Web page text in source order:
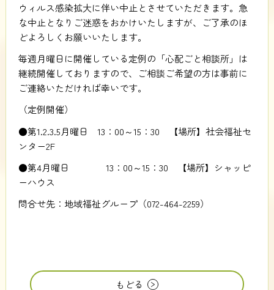
ウィルス感染拡大に伴い中止とさせていただきます。急
な中止となりご迷惑をおかけいたしますが、ご了承のほ
どよろしくお願いいたします。
毎週月曜日に開催している定例の「心配ごと相談所」は
継続開催しておりますので、ご相談ご希望の方は事前に
ご連絡いただければ幸いです。
（定例開催）
●第1.2.3.5月曜日 13：00～15：30 【場所】社会福祉セ
ンター2F
●第4月曜日 13：00～15：30 【場所】シャッピ
ーハウス
問合せ先：地域福祉グループ（072-464-2259）
もどる